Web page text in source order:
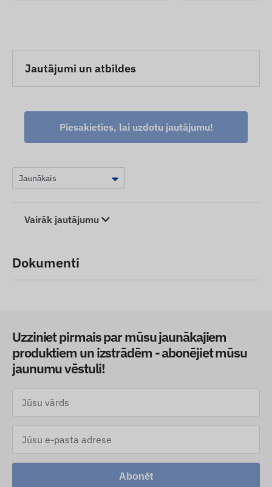
Jautājumi un atbildes
Piesakieties, lai uzdotu jautājumu!
Vairāk jautājumu
Dokumenti
Uzziniet pirmais par mūsu jaunākajiem
produktiem un izstrādēm - abonējiet mūsu
jaunumu vēstuli!
Abonēt